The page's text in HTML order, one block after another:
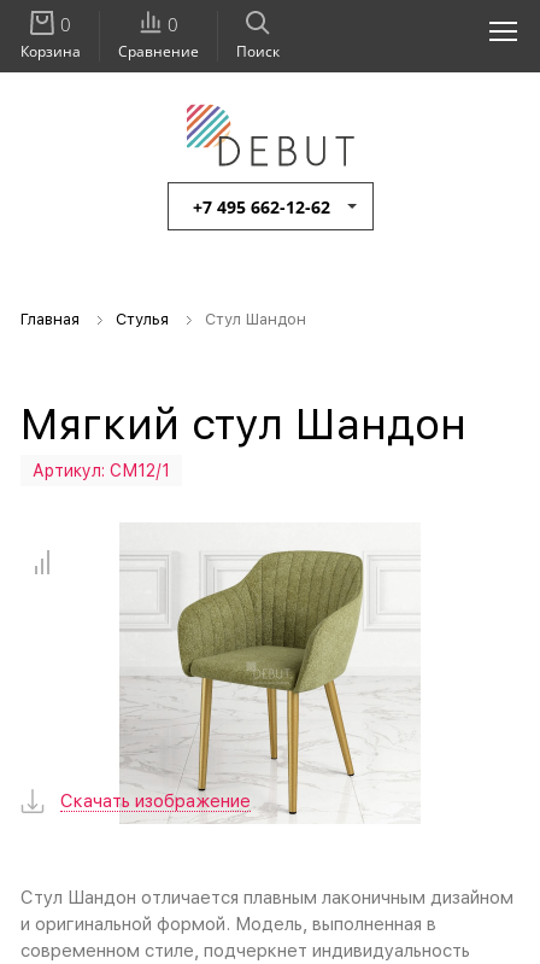
+7 495 662-12-62
Поиск
0
Сравнение
0
Корзина
Главная Стулья Стул Шандон
Мягкий стул Шандон
Артикул: СМ12/1
Скачать изображение
Стул Шандон отличается плавным лаконичным дизайном
и оригинальной формой. Модель, выполненная в
современном стиле, подчеркнет индивидуальность